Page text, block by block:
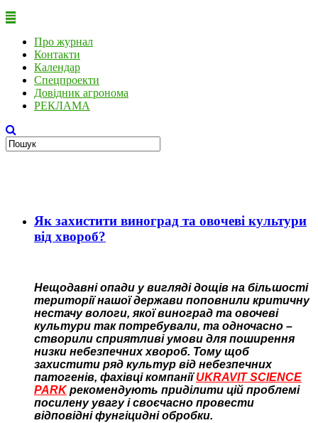
Про журнал
Контакти
Календар
Спецпроекти
Довідник агронома
РЕКЛАМА
Як захистити виноград та овочеві культури
від хвороб?
Нещодавні опади у вигляді дощів на більшості
території нашої держави поповнили критичну
нестачу вологи, якої виноград та овочеві
культури так потребували, та одночасно –
створили сприятливі умови для поширення
низки небезпечних хвороб. Тому щоб
захистити ряд культур від небезпечних
патогенів, фахівці компаніїUKRAVIT SCIENCE
PARKрекомендують приділити цій проблемі
посилену увагу і своєчасно провести
відповідні фунгіцидні обробки.